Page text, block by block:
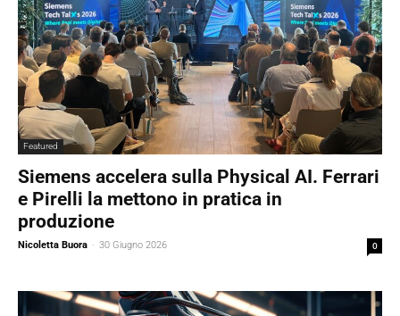
Featured
Siemens accelera sulla Physical AI. Ferrari
e Pirelli la mettono in pratica in
produzione
Nicoletta Buora - 30 Giugno 2026 0